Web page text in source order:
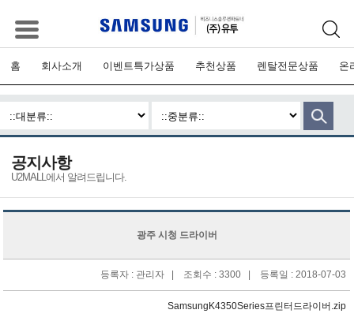
홈 회사소개 이벤트특가상품 추천상품 렌탈전문상품 온
공지사항
U2MALL에서 알려드립니다.
광주 시청 드라이버
등록자 : 관리자 | 조회수 : 3300 | 등록일 : 2018-07-03
SamsungK4350Series프린터드라이버.zip